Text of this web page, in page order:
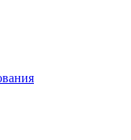
сети